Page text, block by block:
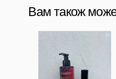
Вам також